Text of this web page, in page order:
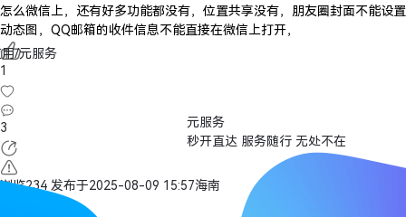
/元服务
元服务
秒开直达 服务随行 无处不在
怎么微信上，还有好多功能都没有，位置共享没有，朋友圈封面不能设置
动态图，QQ邮箱的收件信息不能直接在微信上打开，
1
3
浏览234 发布于2025-08-09 15:57海南